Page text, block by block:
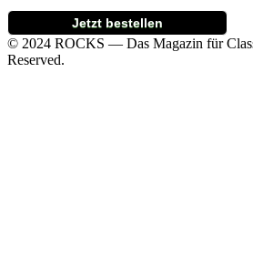
Jetzt bestellen
© 2024 ROCKS — Das Magazin für
Reserved.